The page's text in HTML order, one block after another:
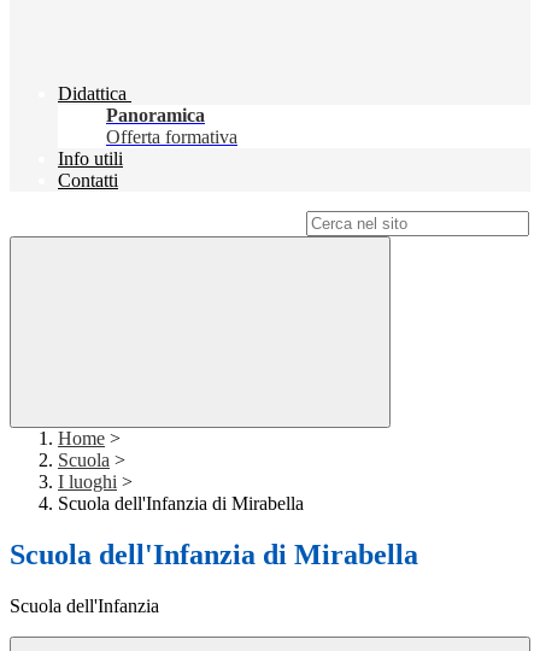
Didattica
Panoramica
Offerta formativa
Info utili
Contatti
Home >
Scuola >
I luoghi >
Scuola dell'Infanzia di Mirabella
Scuola dell'Infanzia di Mirabella
Scuola dell'Infanzia